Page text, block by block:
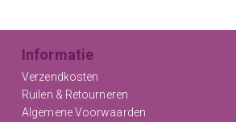
Informatie
Verzendkosten
Ruilen & Retourneren
Algemene Voorwaarden